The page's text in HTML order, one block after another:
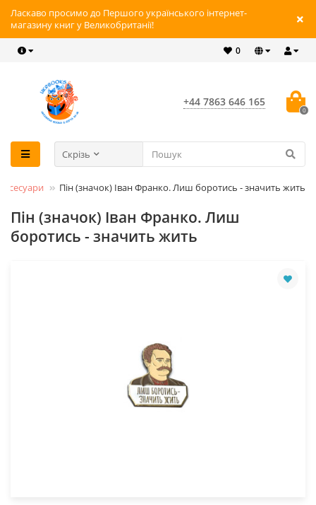
Ласкаво просимо до Першого українського інтернет-
магазину книг у Великобританії!
0
+44 7863 646 165
0
Скрізь
Пін (значок) Iван Франко. Лиш боротись - значить жить
Пін (значок) Iван Франко. Лиш
боротись - значить жить